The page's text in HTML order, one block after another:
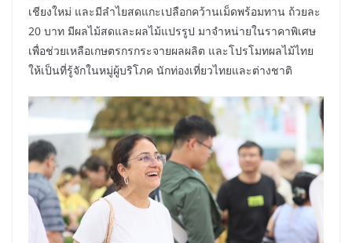
เชียงใหม่ และมีลำไยสดแกะเปลือกคว้านเม็ดพร้อมทาน ถ้วยละ
20 บาท มีผลไม้สดและผลไม้แปรรูป มาจำหน่ายในราคาพิเศษ
เพื่อช่วยเหลือเกษตรกรกระจายผลผลิต และโปรโมทผลไม้ไทย
ให้เป็นที่รู้จักในหมู่ผู้บริโภค นักท่องเที่ยวไทยและต่างชาติ